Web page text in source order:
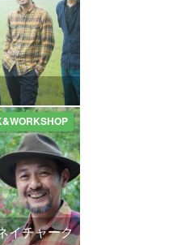
イチャーク